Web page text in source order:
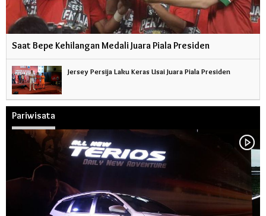
Saat Bepe Kehilangan Medali Juara Piala Presiden
Jersey Persija Laku Keras Usai Juara Piala Presiden
Pariwisata